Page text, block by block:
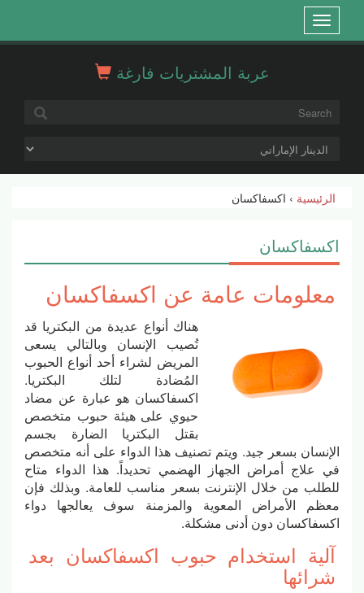
عربة المشتريات فارغة
Open
menu
الرئيسية › اكسفاكسان
اكسفاكسان
معلومات عامة عن اكسفاكسان
هناك أنواع عديدة من البكتريا قد
تُصيب الإنسان وبالتالي يسعى
المريض لشراء أحد أنواع الحبوب
المُضادة لتلك البكتريا.
اكسفاكسان هو عبارة عن مضاد
حيوي على هيئة حبوب متخصص
بقتل البكتريا الضارة بجسم
الإنسان بسعر جيد. ويتم تصنيف هذا الدواء على أنه متخصص
في علاج أمراض الجهاز الهضمي تحديداً. هذا الدواء متاح
للطلب من خلال الإنترنت بسعر مناسب للعامة. وبذلك فإن
معظم الأمراض المعوية والمزمنة سوف يعالجها دواء
اكسفاكسان دون أدنى مشكلة.
آلية استخدام حبوب اكسفاكسان بعد
شرائها